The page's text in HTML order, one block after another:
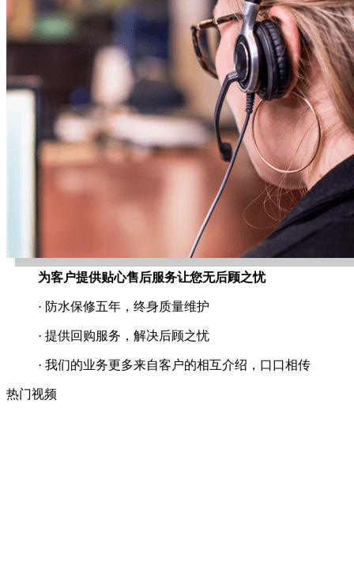
为客户提供贴心售后服务让您无后顾之忧
· 防水保修五年，终身质量维护
· 提供回购服务，解决后顾之忧
· 我们的业务更多来自客户的相互介绍，口口相传
热门视频